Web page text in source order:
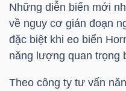
Những diễn biến mới
về nguy cơ gián đoạn
đặc biệt khi eo biển
năng lượng quan trọng
Theo công ty tư vấn
TRÁI
PHIẾU